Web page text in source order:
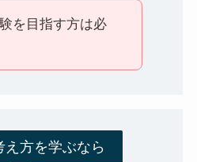
を目指す方は必
え方を学ぶなら